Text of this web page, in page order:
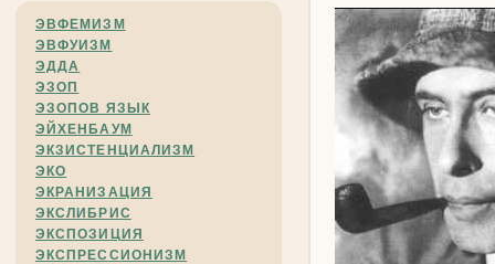
ЭВФЕМИЗМ
ЭВФУИЗМ
ЭДДА
ЭЗОП
ЭЗОПОВ ЯЗЫК
ЭЙХЕНБАУМ
ЭКЗИСТЕНЦИАЛИЗМ
ЭКО
ЭКРАНИЗАЦИЯ
ЭКСЛИБРИС
ЭКСПОЗИЦИЯ
ЭКСПРЕССИОНИЗМ